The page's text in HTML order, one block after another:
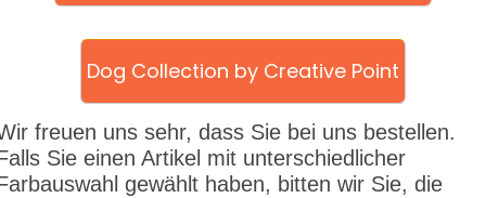
Dog Collection by Creative Point
freuen uns sehr, dass Sie bei uns bestellen.
Sie einen Artikel mit unterschiedlicher
gewählt haben, bitten wir Sie, die